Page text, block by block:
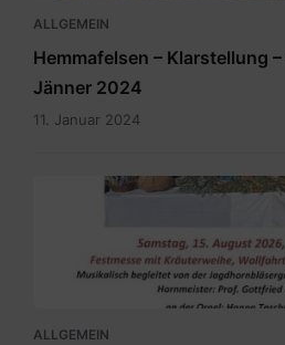
ALLGEMEIN
Hemmafelsen – Klarstellung
Jänner 2024
11. Januar 2024
SKM_C300i26070208210.pdf
ALLGEMEIN